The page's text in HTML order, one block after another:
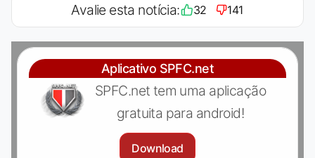
Avalie esta notícia: 32 141
Aplicativo SPFC.net
SPFC.net tem uma aplicação
gratuita para android!
Download